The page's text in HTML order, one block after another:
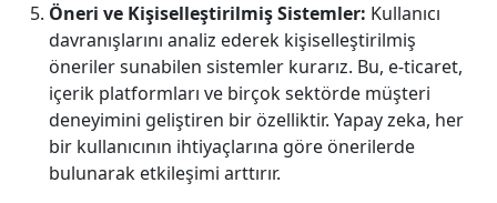
Öneri ve Kişiselleştirilmiş Sistemler: Kullanıcı
davranışlarını analiz ederek kişiselleştirilmiş
öneriler sunabilen sistemler kurarız. Bu, e-ticaret,
içerik platformları ve birçok sektörde müşteri
deneyimini geliştiren bir özelliktir. Yapay zeka, her
bir kullanıcının ihtiyaçlarına göre önerilerde
bulunarak etkileşimi arttırır.